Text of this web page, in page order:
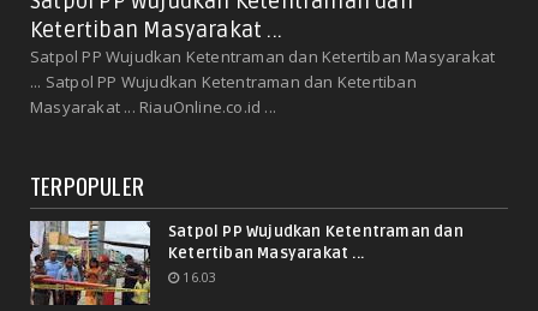
Ketertiban Masyarakat ...
Satpol PP Wujudkan Ketentraman dan Ketertiban Masyarakat
... Satpol PP Wujudkan Ketentraman dan Ketertiban
Masyarakat ... RiauOnline.co.id ...
TERPOPULER
Satpol PP Wujudkan Ketentraman dan
Ketertiban Masyarakat ...
16.03